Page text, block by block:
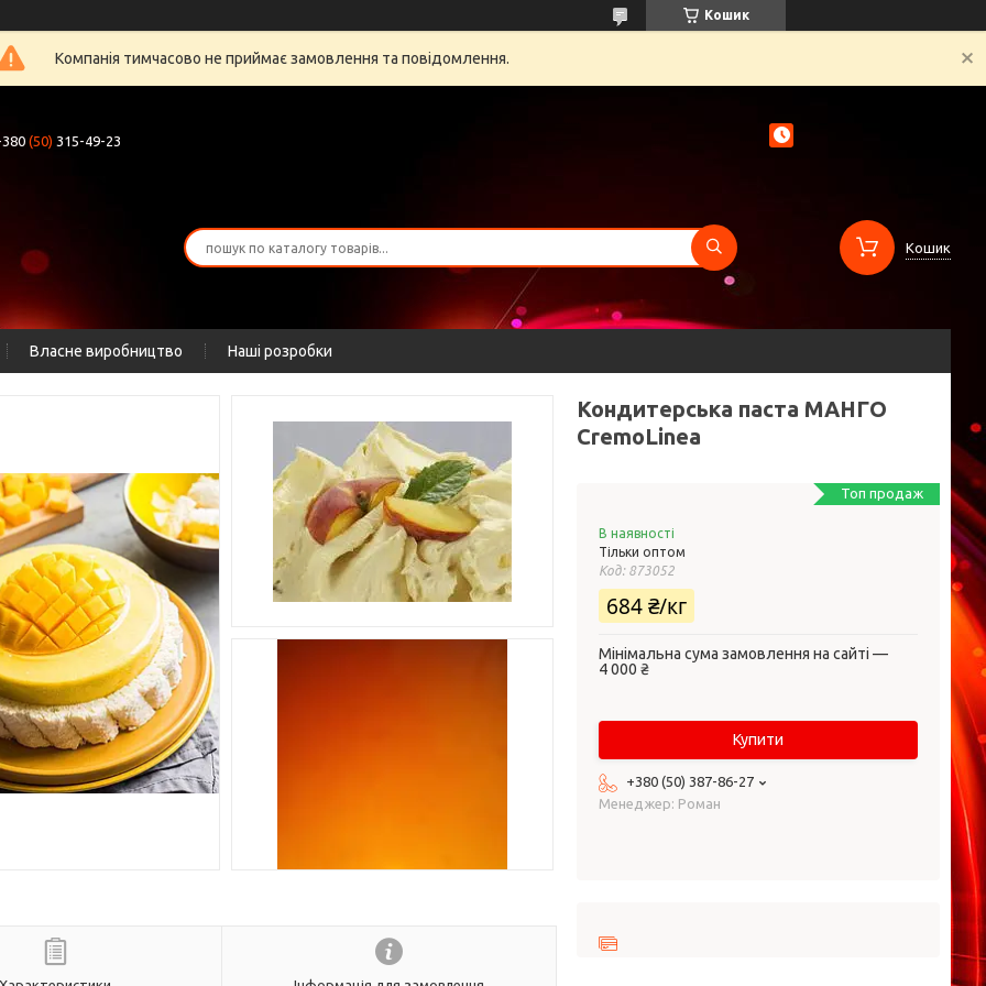
Кошик
Компанія тимчасово не приймає замовлення та повідомлення.
(50) 315-49-23
Кошик
Власне виробництво Наші розробки
Кондитерська паста МАНГО
CremoLinea
Топ продаж
В наявності
Тільки оптом
Код: 873052
684 ₴/кг
Мінімальна сума замовлення на сайті —
4 000 ₴
Купити
+380 (50) 387-86-27
Менеджер: Роман